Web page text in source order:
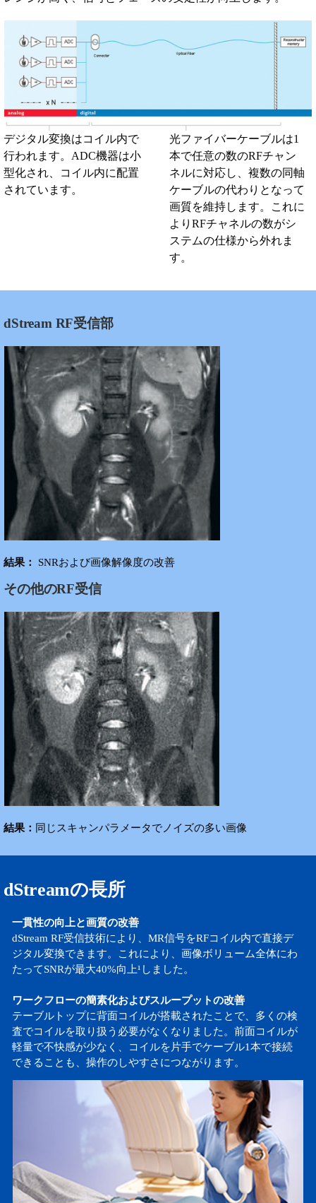
デジタル変換はコイル内で
行われます。ADC機器は小
型化され、コイル内に配置
されています。
光ファイバーケーブルは1
本で任意の数のRFチャン
ネルに対応し、複数の同軸
ケーブルの代わりとなって
画質を維持します。これに
よりRFチャネルの数がシ
ステムの仕様から外れま
す。
dStream RF受信部
結果： SNRおよび画像解像度の改善
その他のRF受信
結果： 同じスキャンパラメータでノイズの多い画像
dStreamの長所
一貫性の向上と画質の改善
dStream RF受信技術により、MR信号をRFコイル内で直接デ
ジタル変換できます。これにより、画像ボリューム全体にわ
たってSNRが最大40%向上¹しました。
ワークフローの簡素化およびスループットの改善
テーブルトップに背面コイルが搭載されたことで、多くの検
査でコイルを取り扱う必要がなくなりました。前面コイルが
軽量で不快感が少なく、コイルを片手でケーブル1本で接続
できることも、操作のしやすさにつながります。